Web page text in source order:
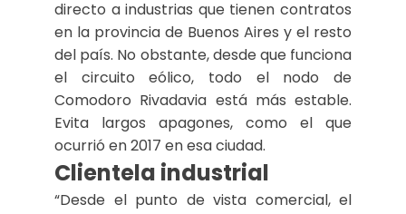
directo a industrias que tienen contratos
en la provincia de Buenos Aires y el resto
del país. No obstante, desde que funciona
el circuito eólico, todo el nodo de
Comodoro Rivadavia está más estable.
Evita largos apagones, como el que
ocurrió en 2017 en esa ciudad.
Clientela industrial
“Desde el punto de vista comercial, el